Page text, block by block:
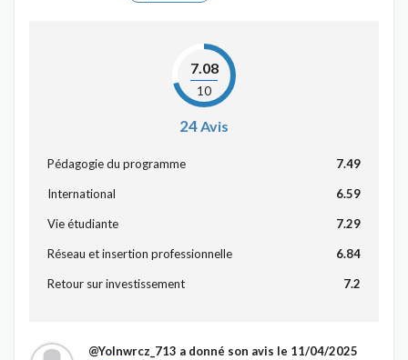
7.08
10
24Avis
Pédagogie du programme 7.49
International 6.59
Vie étudiante 7.29
Réseau et insertion professionnelle 6.84
Retour sur investissement 7.2
@Yolnwrcz_713 a donné son avis le 11/04/2025